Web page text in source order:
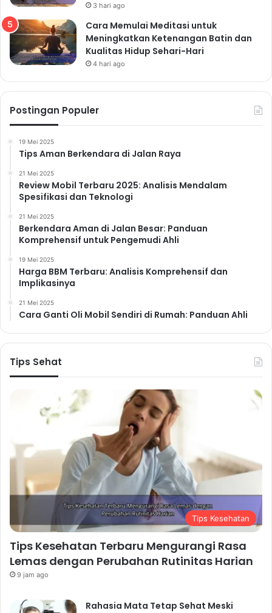
3 hari ago
Cara Memulai Meditasi untuk
Meningkatkan Ketenangan Batin dan
Kualitas Hidup Sehari-Hari
4 hari ago
Postingan Populer
19 Mei 2025
Tips Aman Berkendara di Jalan Raya
21 Mei 2025
Review Mobil Terbaru 2025: Analisis Mendalam
Spesifikasi dan Teknologi
21 Mei 2025
Berkendara Aman di Jalan Besar: Panduan
Komprehensif untuk Pengemudi Ahli
19 Mei 2025
Harga BBM Terbaru: Analisis Komprehensif dan
Implikasinya
21 Mei 2025
Cara Ganti Oli Mobil Sendiri di Rumah: Panduan Ahli
Tips Sehat
Tips Kesehatan
Tips Kesehatan Terbaru Mengurangi Rasa
Lemas dengan Perubahan Rutinitas Harian
9 jam ago
Rahasia Mata Tetap Sehat Meski